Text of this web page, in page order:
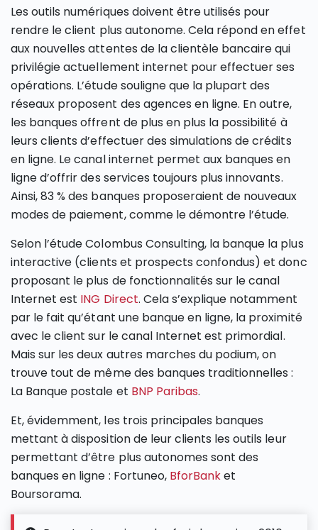
Les outils numériques doivent être utilisés pour
rendre le client plus autonome. Cela répond en effet
aux nouvelles attentes de la clientèle bancaire qui
privilégie actuellement internet pour effectuer ses
opérations. L’étude souligne que la plupart des
réseaux proposent des agences en ligne. En outre,
les banques offrent de plus en plus la possibilité à
leurs clients d’effectuer des simulations de crédits
en ligne. Le canal internet permet aux banques en
ligne d’offrir des services toujours plus innovants.
Ainsi, 83 % des banques proposeraient de nouveaux
modes de paiement, comme le démontre l’étude.
Selon l’étude Colombus Consulting, la banque la plus
interactive (clients et prospects confondus) et donc
proposant le plus de fonctionnalités sur le canal
Internet est ING Direct. Cela s’explique notamment
par le fait qu’étant une banque en ligne, la proximité
avec le client sur le canal Internet est primordial.
Mais sur les deux autres marches du podium, on
trouve tout de même des banques traditionnelles :
La Banque postale et BNP Paribas.
Et, évidemment, les trois principales banques
mettant à disposition de leur clients les outils leur
permettant d’être plus autonomes sont des
banques en ligne : Fortuneo, BforBanket
Boursorama.